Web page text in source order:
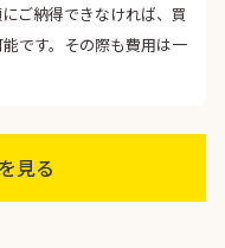
ご納得できなければ、買
です。その際も費用は一
見る